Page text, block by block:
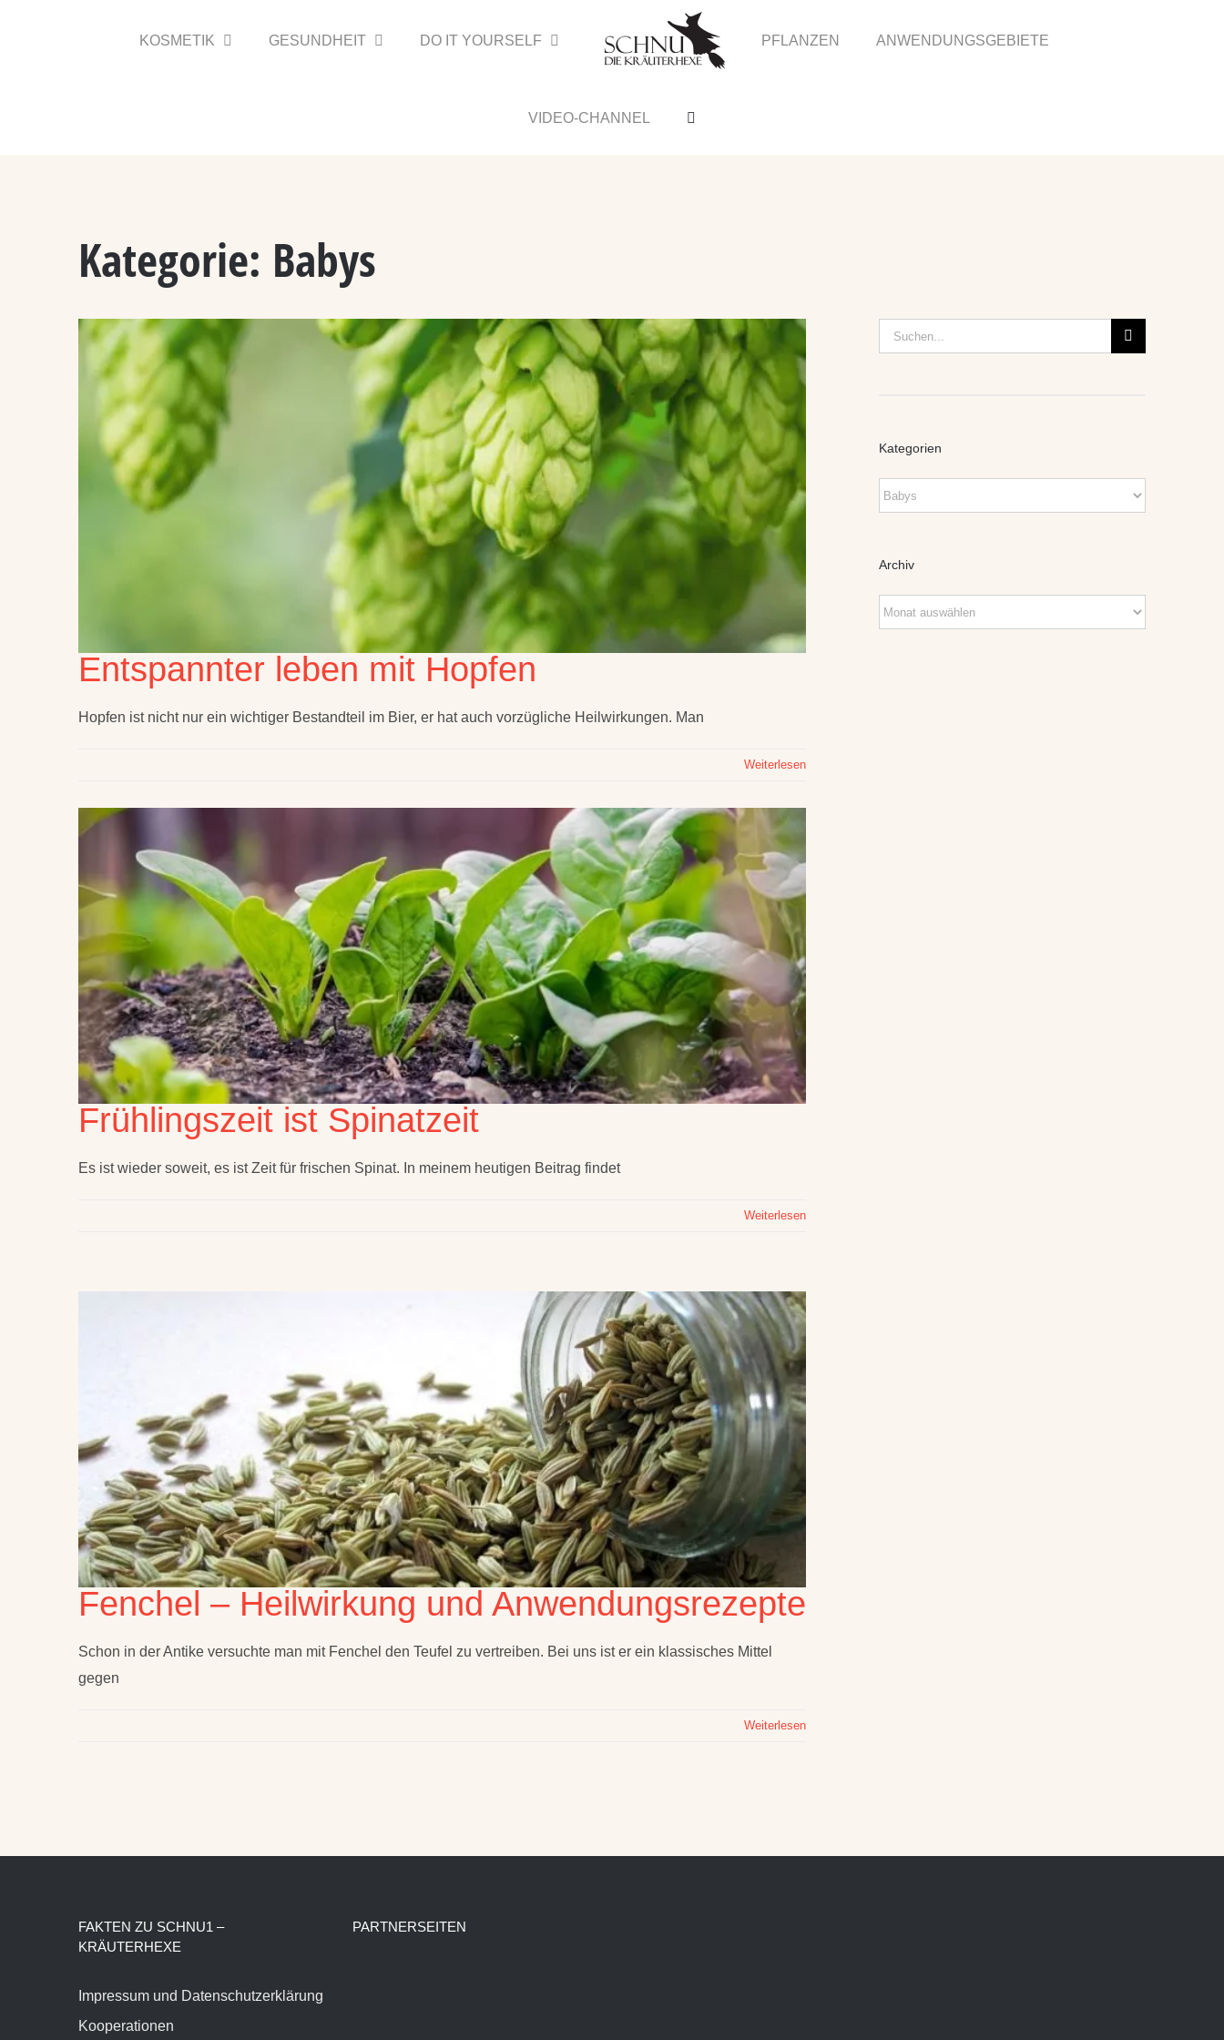
KOSMETIK GESUNDHEIT DO IT YOURSELF PFLANZEN ANWENDUNGSGEBIETE
VIDEO-CHANNEL
Kategorie: Babys
Entspannter leben mit Hopfen
Hopfen ist nicht nur ein wichtiger Bestandteil im Bier, er hat auch vorzügliche Heilwirkungen. Man
Weiterlesen
Frühlingszeit ist Spinatzeit
Es ist wieder soweit, es ist Zeit für frischen Spinat. In meinem heutigen Beitrag findet
Weiterlesen
Fenchel – Heilwirkung und Anwendungsrezepte
Schon in der Antike versuchte man mit Fenchel den Teufel zu vertreiben. Bei uns ist er ein klassisches Mittel
gegen
Weiterlesen
Suche
nach:
Kategorien
Kategorien
Archiv
Archiv
FAKTEN ZU SCHNU1 –
KRÄUTERHEXE
Impressum und Datenschutzerklärung
Kooperationen
PARTNERSEITEN